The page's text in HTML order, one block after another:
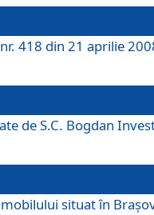
418 din 21 aprilie
de S.C. Bogdan
situat în